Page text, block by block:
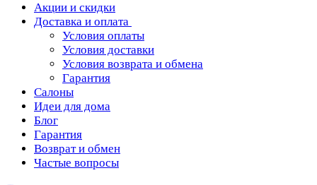
Акции и скидки
Доставка и оплата
Условия оплаты
Условия доставки
Условия возврата и обмена
Гарантия
Салоны
Идеи для дома
Блог
Гарантия
Возврат и обмен
Частые вопросы